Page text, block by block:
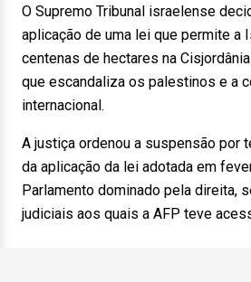
O Supremo Tribunal israelense
aplicação de uma lei que permite a
centenas de hectares na
que escandaliza os palestinos e a
internacional.
A justiça ordenou a suspensão por
da aplicação da lei adotada em
Parlamento dominado pela direita,
judiciais aos quais a AFP teve